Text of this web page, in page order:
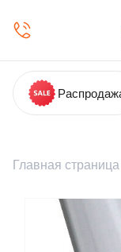
Главная страница